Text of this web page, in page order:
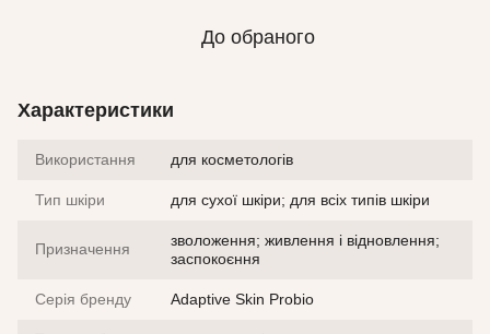
До обраного
Характеристики
Використання для косметологів
Тип шкіри для сухої шкіри; для всіх типів шкіри
Призначення
зволоження; живлення і відновлення;
заспокоєння
Серія бренду Adaptive Skin Probio